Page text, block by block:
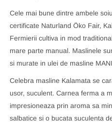
Cele mai bune dintre ambele
certificate Naturland Öko Fair,
Fermierii cultiva in mod
mare parte manual. Maslinele
si murate in ulei de masline
Celebra masline Kalamata se
usor, suculent. Carnea ferma a
impresioneaza prin aroma sa
salbatice si o bucata suculenta